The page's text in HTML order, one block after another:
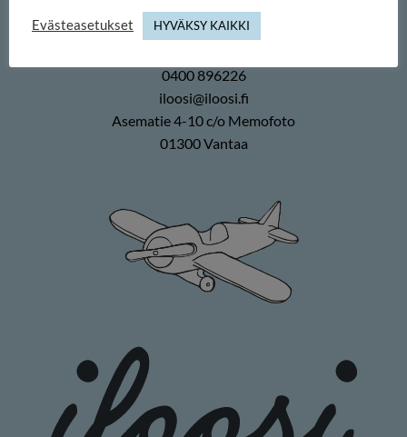
iloosi-verkkokauppa
0400 896226
iloosi@iloosi.fi
Asematie 4-10 c/o Memofoto
01300 Vantaa
Evästeasetukset HYVÄKSY KAIKKI